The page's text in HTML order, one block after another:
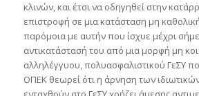
κλινών, και έτσι να οδηγηθεί στην
επιστροφή σε μια κατάσταση μη
παρόμοια με αυτήν που ίσχυε μέχρι
αντικατάστασή του από μια μορφή μη
αλληλέγγυου, πολυασφαλιστικού ΓεΣΥ
ΟΠΕΚ θεωρεί ότι η άρνηση των